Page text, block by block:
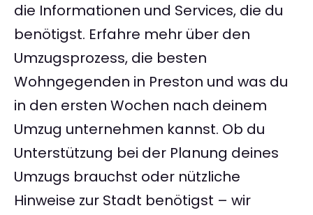
die Informationen und Services, die du
benötigst. Erfahre mehr über den
Umzugsprozess, die besten
Wohngegenden in Preston und was du
in den ersten Wochen nach deinem
Umzug unternehmen kannst. Ob du
Unterstützung bei der Planung deines
Umzugs brauchst oder nützliche
Hinweise zur Stadt benötigst – wir